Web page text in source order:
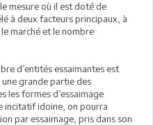
mesure où il est doté de
à deux facteurs principaux, à
marché et le nombre
d’entités essaimantes est
grande partie des
les formes d’essaimage
incitatif idoine, on pourra
par essaimage, pris dans son